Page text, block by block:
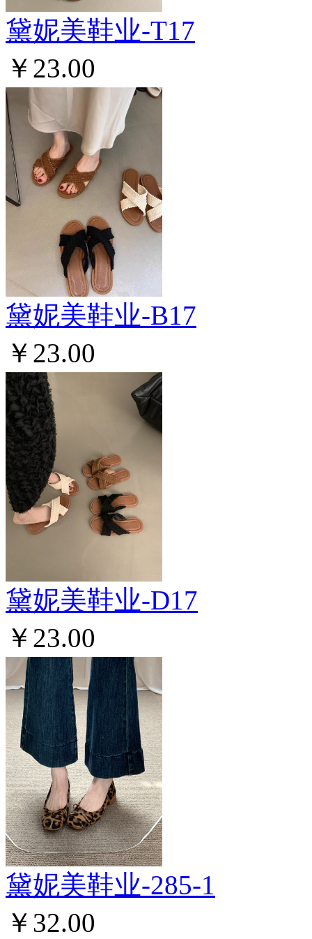
黛妮美鞋业-T17
￥23.00
黛妮美鞋业-B17
￥23.00
黛妮美鞋业-D17
￥23.00
黛妮美鞋业-285-1
￥32.00